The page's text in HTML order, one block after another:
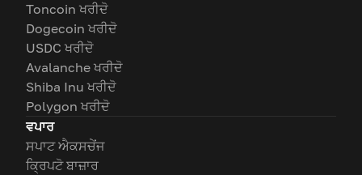
Toncoin ਖਰੀਦੋ
Dogecoin ਖਰੀਦੋ
USDC ਖਰੀਦੋ
Avalanche ਖਰੀਦੋ
Shiba Inu ਖਰੀਦੋ
Polygon ਖਰੀਦੋ
ਵਪਾਰ
ਸਪਾਟ ਐਕਸਚੇਂਜ
ਕ੍ਰਿਪਟੋ ਬਾਜ਼ਾਰ